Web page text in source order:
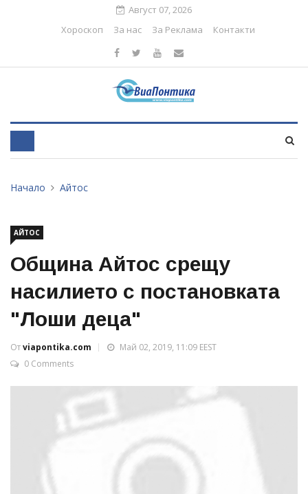
Август 07, 2026
Хороскоп
За нас За Реклама Контакти
Начало Айтос
АЙТОС
Община Айтос срещу
насилието с постановката
"Лоши деца"
Отviapontika.com
Май 02, 2019, 11:09 EEST
0 Comments